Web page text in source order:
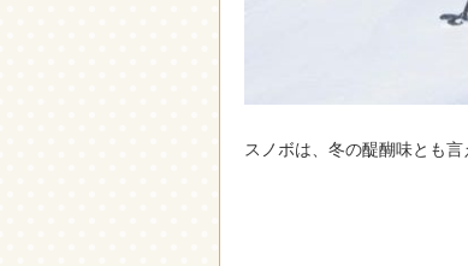
スノボは、冬の醍醐味とも